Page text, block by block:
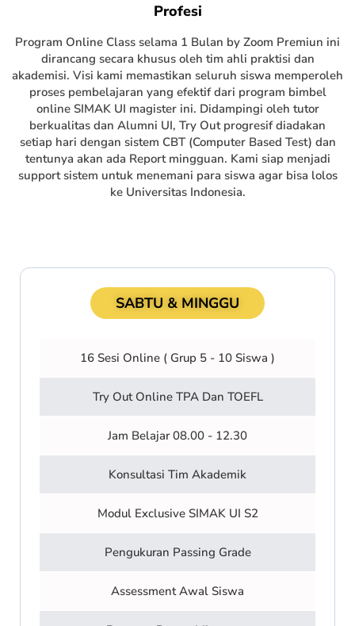
Profesi
Program Online Class selama 1 Bulan by Zoom Premiun ini
dirancang secara khusus oleh tim ahli praktisi dan
akademisi. Visi kami memastikan seluruh siswa memperoleh
proses pembelajaran yang efektif dari program bimbel
online SIMAK UI magister ini. Didampingi oleh tutor
berkualitas dan Alumni UI, Try Out progresif diadakan
setiap hari dengan sistem CBT (Computer Based Test) dan
tentunya akan ada Report mingguan. Kami siap menjadi
support sistem untuk menemani para siswa agar bisa lolos
ke Universitas Indonesia.
SABTU & MINGGU
16 Sesi Online ( Grup 5 - 10 Siswa )
Try Out Online TPA Dan TOEFL
Jam Belajar 08.00 - 12.30
Konsultasi Tim Akademik
Modul Exclusive SIMAK UI S2
Pengukuran Passing Grade
Assessment Awal Siswa